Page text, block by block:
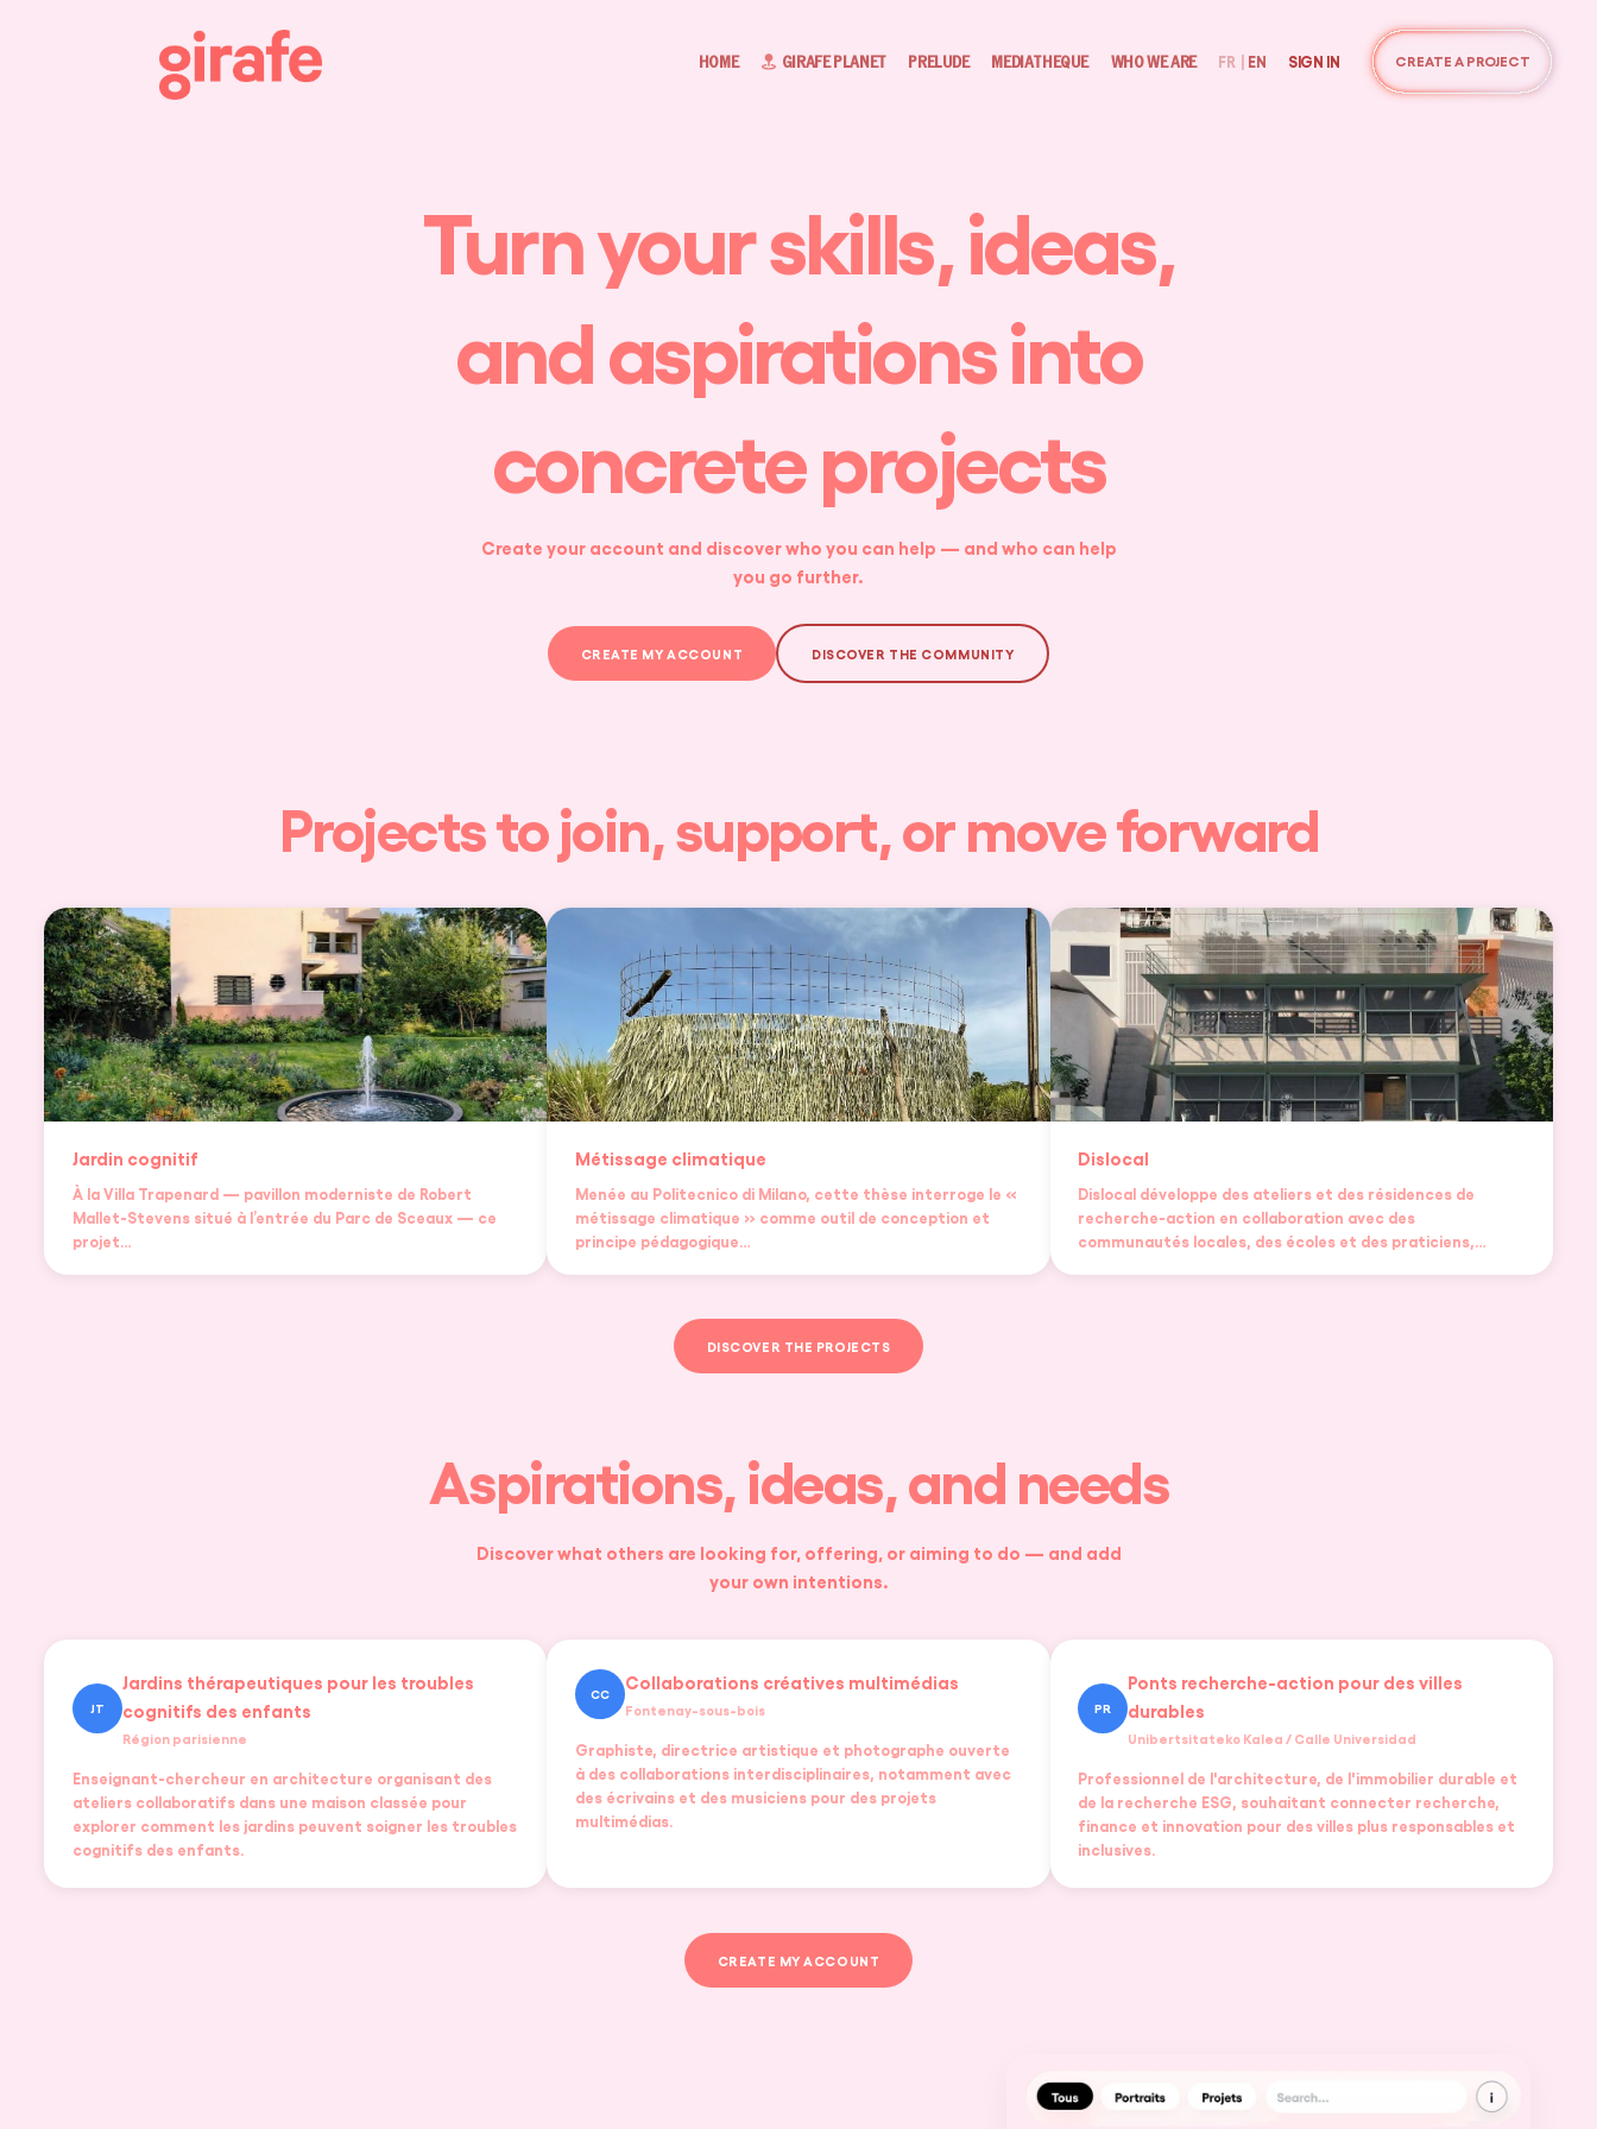
HOME PRELUDE MEDIATHEQUE WHO WE ARE
GIRAFE PLANET FR EN SIGN IN CREATE A PROJECT
Turn your skills, ideas,
and aspirations into
concrete projects
Create your account and discover who you can help — and who can help
you go further.
CREATE MY ACCOUNT DISCOVER THE COMMUNITY
Projects to join, support, or move forward
Jardin cognitif
À la Villa Trapenard — pavillon moderniste de Robert
Mallet-Stevens situé à l’entrée du Parc de Sceaux — ce
projet…
Métissage climatique
Menée au Politecnico di Milano, cette thèse interroge le «
métissage climatique » comme outil de conception et
principe pédagogique…
Dislocal
Dislocal développe des ateliers et des résidences de
recherche-action en collaboration avec des
communautés locales, des écoles et des praticiens,…
DISCOVER THE PROJECTS
Aspirations, ideas, and needs
Discover what others are looking for, offering, or aiming to do — and add
your own intentions.
JT
Jardins thérapeutiques pour les troubles
cognitifs des enfants
Région parisienne
Enseignant-chercheur en architecture organisant des
ateliers collaboratifs dans une maison classée pour
explorer comment les jardins peuvent soigner les troubles
cognitifs des enfants.
CC
Collaborations créatives multimédias
Fontenay-sous-bois
Graphiste, directrice artistique et photographe ouverte
à des collaborations interdisciplinaires, notamment avec
des écrivains et des musiciens pour des projets
multimédias.
PR
Ponts recherche-action pour des villes
durables
Unibertsitateko Kalea / Calle Universidad
Professionnel de l'architecture, de l'immobilier durable et
de la recherche ESG, souhaitant connecter recherche,
finance et innovation pour des villes plus responsables et
inclusives.
CREATE MY ACCOUNT